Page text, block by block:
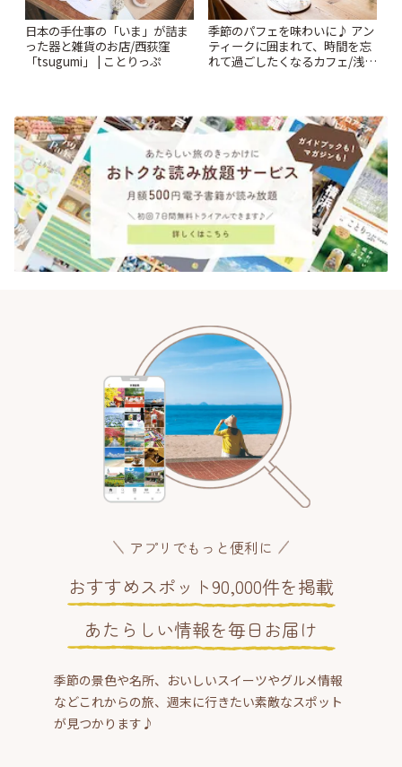
日本の手仕事の「いま」が詰ま
った器と雑貨のお店/西荻窪
「tsugumi」 | ことりっぷ
季節のパフェを味わいに♪ アン
ティークに囲まれて、時間を忘
れて過ごしたくなるカフェ/浅草
アプリでもっと便利に
おすすめスポット90,000件を掲載
あたらしい情報を毎日お届け
季節の景色や名所、おいしいスイーツやグルメ情報
などこれからの旅、週末に行きたい素敵なスポット
が見つかります♪